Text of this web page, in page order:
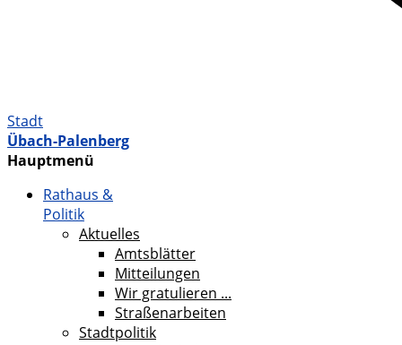
Stadt
Übach-Palenberg
Hauptmenü
Rathaus &
Politik
Aktuelles
Amtsblätter
Mitteilungen
Wir gratulieren ...
Straßenarbeiten
Stadtpolitik